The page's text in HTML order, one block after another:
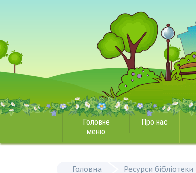
Головне
меню
Про нас
Головна Ресурси бібліотеки